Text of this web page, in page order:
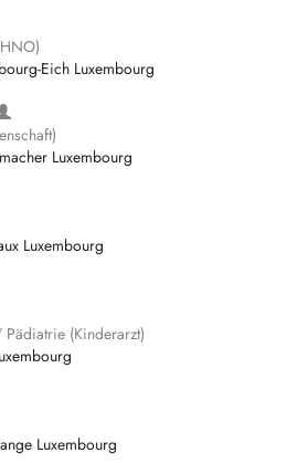
Eich Luxembourg
Luxembourg
Luxembourg
(Kinderarzt)
Luxembourg